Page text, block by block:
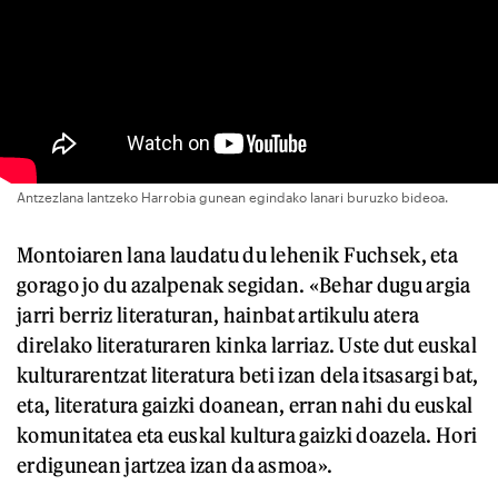
Antzezlana lantzeko Harrobia gunean egindako lanari buruzko bideoa.
Montoiaren lana laudatu du lehenik Fuchsek, eta
gorago jo du azalpenak segidan. «Behar dugu argia
jarri berriz literaturan, hainbat artikulu atera
direlako literaturaren kinka larriaz. Uste dut euskal
kulturarentzat literatura beti izan dela itsasargi bat,
eta, literatura gaizki doanean, erran nahi du euskal
komunitatea eta euskal kultura gaizki doazela. Hori
erdigunean jartzea izan da asmoa».